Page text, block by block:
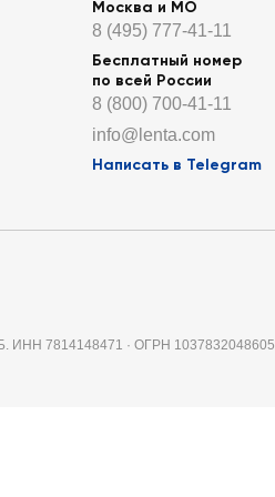
Москва и МО
8 (495) 777-41-11
Бесплатный номер
по всей России
8 (800) 700-41-11
info@lenta.com
Написать в Telegram
ИНН 7814148471 · ОГРН 1037832048605